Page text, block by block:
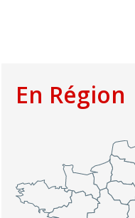
En Région